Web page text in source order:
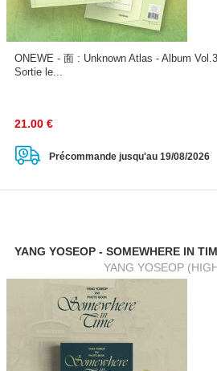
ONEWE - 面 : Unknown Atlas - Album
Sortie le...
21.00 €
Précommande jusqu'au 19/08/2026
YANG YOSEOP - SOMEWHERE IN
YANG YOSEOP